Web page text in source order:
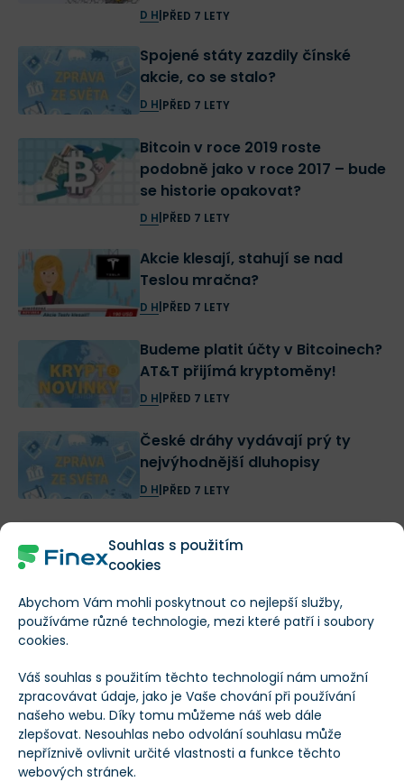
Souhlas s použitím
cookies
Abychom Vám mohli poskytnout co nejlepší služby,
používáme různé technologie, mezi které patří i soubory
cookies.
Váš souhlas s použitím těchto technologií nám umožní
zpracovávat údaje, jako je Vaše chování při používání
našeho webu. Díky tomu můžeme náš web dále
zlepšovat. Nesouhlas nebo odvolání souhlasu může
nepříznivě ovlivnit určité vlastnosti a funkce těchto
webových stránek.
D H PŘED 7 LETY
Spojené státy zazdily čínské
akcie, co se stalo?
D H PŘED 7 LETY
Bitcoin v roce 2019 roste
podobně jako v roce 2017 – bude
se historie opakovat?
D H PŘED 7 LETY
Akcie klesají, stahují se nad
Teslou mračna?
D H PŘED 7 LETY
Budeme platit účty v Bitcoinech?
AT&T přijímá kryptoměny!
D H PŘED 7 LETY
České dráhy vydávají prý ty
nejvýhodnější dluhopisy
D H PŘED 7 LETY
burzy Kraken spuštěny!
ČEZ vydělal skoro 9 miliard, za
D H| PŘED 7 LETY
Blockchainové transakce jsou
oproti PayPalu 30x levnější!